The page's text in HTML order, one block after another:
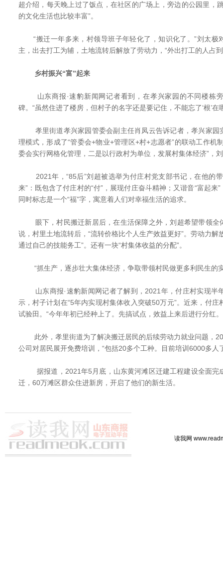
超介绍，每天晚上过了饭点，在社区的广场上，旁边的公园里，
的文化生活也比较丰富”。
“搬迁一年多来，村领导班子年轻化了，知识化了。”刘太极
主，出去打工为辅，土地流转后解放了劳动力，“外出打工的人占
乡村振兴“富”起来
山东商报·速豹新闻网记者看到，在孝兴家园的不同楼栋旁
碑。“虽然住进了楼房，但村子的名字还是要记住，不能忘了‘根’在
孝里街道孝兴家园管委会副主任肖凤云告诉记者，孝兴家园
理模式，形成了“管委会+物业+管理区+村+志愿者”的联动工作机
委会实行网格化管理，二是以行政村为单位，发展村集体经济”，
2021年，“85后”刘超被选举为付庄村党支部书记，在他的带
来”：既包含了付庄村的“付”，展现付庄奋斗精神；又谐音“富起来
同时标志是一个“福”字，寓意着人们对幸福生活的追求。
眼下，村民搬迁新居后，在生活保障之外，刘超希望带领全
说，村里土地流转后，“流转价格比个人生产效益更好”。劳动力解
通过自己的技能务工”。还有一块“村集体收益的分配”。
“抓生产，逐步壮大集体经济，争取带领村民做更多利民生的
山东商报·速豹新闻网记者了解到，2021年，付庄村实现半
示，村子计划在“5年内实现村集体收入突破50万元”。近来，付
试验田。“今年年初已经种上了。先搞试点，效益上来后进行分红。
此外，孝里街道为了解决搬迁居民的后续劳动力就业问题，
公司对居民展开免费培训，“包括20多个工种。目前培训6000多人
据报道，2021年5月底，山东黄河滩区迁建工程建设全面完
迁，60万滩区群众住进新房，开启了他们的新生活。
读我网